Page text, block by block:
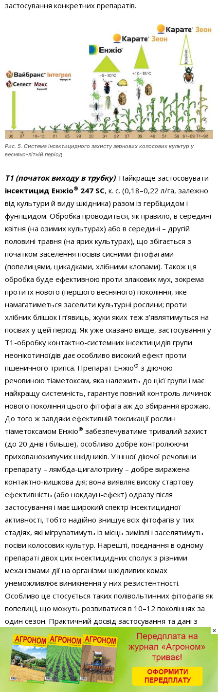
застосування конкретних препаратів.
Рис. 5. Система iнсектицидного захисту зернових колосових культур у
весняно-літній період
Т1 (початок виходу в трубку). Найкраще застосовувати
інсектицид Енжіо® 247 SC, к. с. (0,18–0,22 л/га, залежно
від культури й виду шкідника) разом із гербіцидом і
фунгіцидом. Обробка проводиться, як правило, в середині
квітня (на озимих культурах) або в середині – другій
половині травня (на ярих культурах), що збігається з
початком заселення посівів сисними фітофагами
(попелицями, цикадками, хлібними клопами). Також ця
обробка буде ефективною проти злакових мух, зокрема
проти їх нового (першого весняного) покоління, яке
намагатиметься заселити культурні рослини; проти
хлібних блішок і п’явиць, жуки яких теж з’являтимуться на
посівах у цей період. Як уже сказано вище, застосування у
Т1-обробку контактно-системних інсектицидів групи
неонікотиноїдів дає особливо високий ефект проти
пшеничного трипса. Препарат Енжіо® з діючою
речовиною тіаметоксам, яка належить до цієї групи і має
найкращу системність, гарантує повний контроль личинок
нового покоління цього фітофага аж до збирання врожаю.
До того ж завдяки ефективній токсикації рослин
тіаметоксамом Енжіо® забезпечуватиме тривалий захист
(до 20 днів і більше), особливо добре контролюючи
прихованоживучих шкідників. У іншої діючої речовини
препарату – лямбда-цигалотрину – добре виражена
контактно-кишкова дія; вона виявляє високу стартову
ефективність (або нокдаун-ефект) одразу після
застосування і має широкий спектр інсектицидної
активності, тобто надійно знищує всіх фітофагів у тих
стадіях, які мігруватимуть із місць зимівлі і заселятимуть
посіви колосових культур. Нарешті, поєднання в одному
препараті двох цих інсектицидних сполук з різними
механізмами дії на організми шкідливих комах
унеможливлює виникнення у них резистентності.
Особливо це стосується таких полівольтинних фітофагів як
попелиці, що можуть розвиватися в 10–12 поколіннях за
один сезон. Практичний досвід застосування та дані з
багатьох польових дослідів не раз підтверджували високу
ефективність Енжіо®проти комплексу шкідників зернових
культур.
Т2 (поява прапорцевого листка)
. Оптимально
×